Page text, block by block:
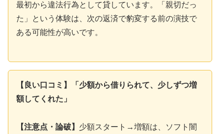
最初から違法行為として貸しています。「親切だっ
た」という体験は、次の返済で豹変する前の演技で
ある可能性が高いです。
【良い口コミ】「少額から借りられて、少しずつ増
額してくれた」
【注意点・論破】 少額スタート→増額は、ソフト闇